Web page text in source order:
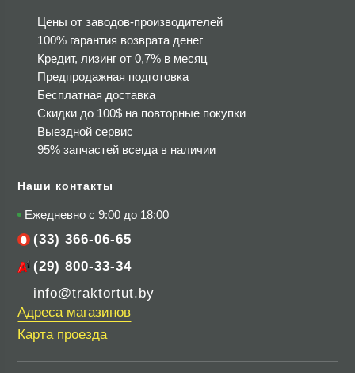
Цены от заводов-производителей
100% гарантия возврата денег
Кредит, лизинг от 0,7% в месяц
Предпродажная подготовка
Бесплатная доставка
Скидки до 100$ на повторные покупки
Выездной сервис
95% запчастей всегда в наличии
Наши контакты
Ежедневно с 9:00 до 18:00
(33) 366-06-65
(29) 800-33-34
info@traktortut.by
Адреса магазинов
Карта проезда